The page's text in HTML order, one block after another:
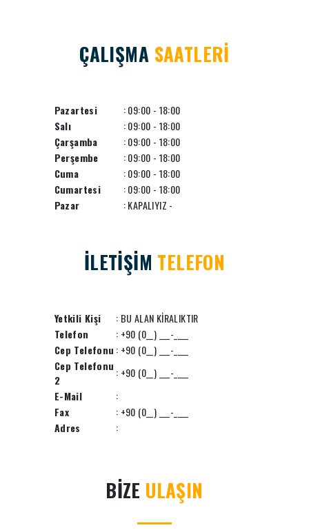
ÇALIŞMA SAATLERİ
Pazartesi
: 09:00 - 18:00
Salı
: 09:00 - 18:00
Çarşamba
: 09:00 - 18:00
Perşembe
: 09:00 - 18:00
Cuma
: 09:00 - 18:00
Cumartesi
: 09:00 - 18:00
Pazar
: KAPALIYIZ -
İLETİŞİM TELEFON
Yetkili Kişi
: BU ALAN KİRALIKTIR
Telefon
: +90 (0__) ___-____
Cep Telefonu : +90 (0__) ___-____
Cep Telefonu
2
: +90 (0__) ___-____
E-Mail
:
Fax
: +90 (0__) ___-____
Adres
:
BİZE ULAŞIN